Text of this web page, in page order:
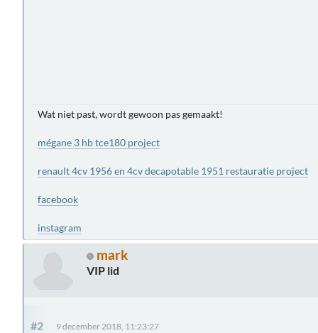
Wat niet past, wordt gewoon pas gemaakt!
mégane 3 hb tce180 project
renault 4cv 1956 en 4cv decapotable 1951 restauratie project
facebook
instagram
mark
VIP lid
#2 9 december 2018, 11:23:27